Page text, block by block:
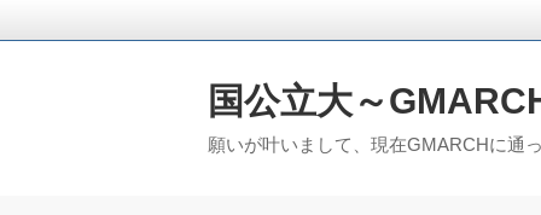
国公立大～
願いが叶いまして、現在GMARCHに通